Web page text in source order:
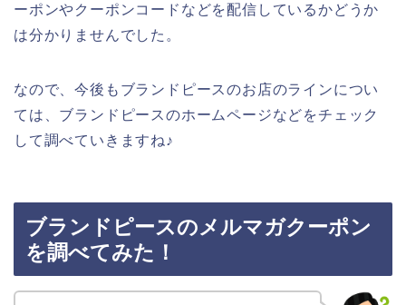
ーポンやクーポンコードなどを配信しているかどうか
は分かりませんでした。
なので、今後もブランドピースのお店のラインについ
ては、ブランドピースのホームページなどをチェック
して調べていきますね♪
ブランドピースのメルマガクーポン
を調べてみた！